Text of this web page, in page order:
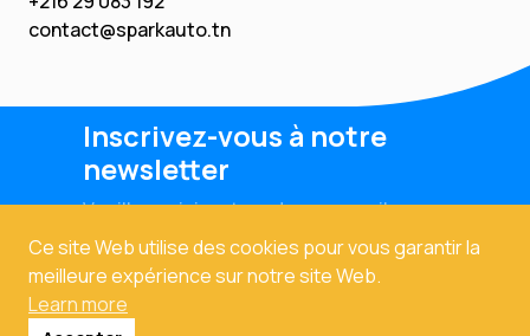
Ce site Web utilise des cookies pour vous garantir la
meilleure expérience sur notre site Web.
Learn more
contact@sparkauto.tn
Inscrivez-vous à notre
newsletter
Veuillez saisir votre adresse email